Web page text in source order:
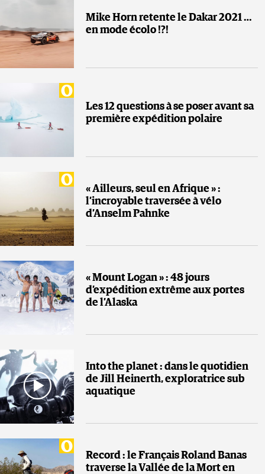
Mike Horn retente le Dakar 2021 …
en mode écolo !?!
Les 12 questions à se poser avant sa
première expédition polaire
« Ailleurs, seul en Afrique » :
l’incroyable traversée à vélo
d’Anselm Pahnke
« Mount Logan » : 48 jours
d’expédition extrême aux portes
de l’Alaska
Into the planet : dans le quotidien
de Jill Heinerth, exploratrice sub
aquatique
Record : le Français Roland Banas
traverse la Vallée de la Mort en